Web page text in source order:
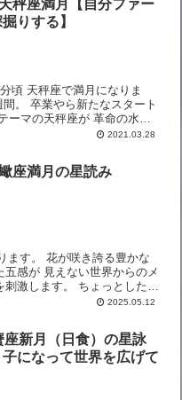
秤座満月【自分ファー
りする】
頃 天秤座で満月になりま
。 卒業やら新たなスタート
マの天秤座が 革命の水瓶
2021.03.28
座満月の星読み
ます。 花が咲き誇る豊かな
感が 見えない世界からのメ
刺激します。 ちょっとした価
2025.05.12
座新月（日食）の星詠
になって世界を広げて